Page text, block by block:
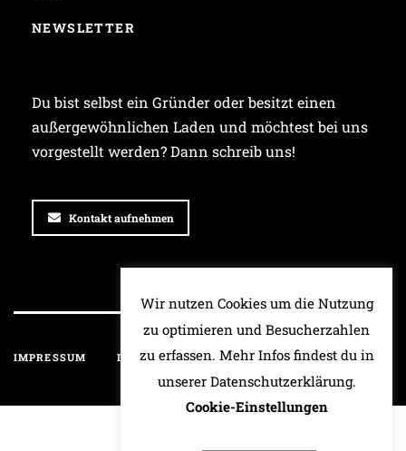
NEWSLETTER
Du bist selbst ein Gründer oder besitzt einen
außergewöhnlichen Laden und möchtest bei uns
vorgestellt werden? Dann schreib uns!
Kontakt aufnehmen
IMPRESSUM DATENSCHUTZ HAFTUNGSAUSSCHLUSS
Wir nutzen Cookies um die Nutzung
zu optimieren und Besucherzahlen
zu erfassen. Mehr Infos findest du in
unserer Datenschutzerklärung.
Cookie-Einstellungen